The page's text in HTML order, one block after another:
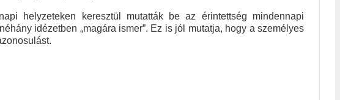
helyzeteken keresztül mutatták be az érintettség mindennapi
idézetben „magára ismer”. Ez is jól mutatja, hogy a személyes